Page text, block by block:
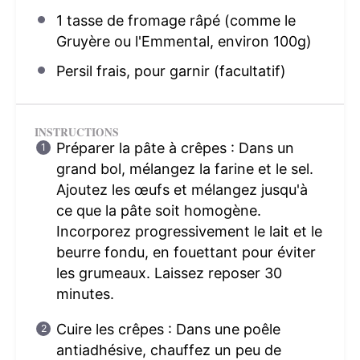
1 tasse de fromage râpé (comme le
Gruyère ou l'Emmental, environ 100g)
Persil frais, pour garnir (facultatif)
INSTRUCTIONS
Préparer la pâte à crêpes : Dans un
grand bol, mélangez la farine et le sel.
Ajoutez les œufs et mélangez jusqu'à
ce que la pâte soit homogène.
Incorporez progressivement le lait et le
beurre fondu, en fouettant pour éviter
les grumeaux. Laissez reposer 30
minutes.
Cuire les crêpes : Dans une poêle
antiadhésive, chauffez un peu de